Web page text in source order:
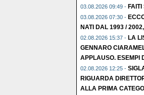
03.08.2026 09:49 - FAITI
03.08.2026 07:30 -
NATI DAL 1993 /
02.08.2026 15:37 - LA
GENNARO
APPLAUSO. ESEMPI
02.08.2026 12:25 -
RIGUARDA
ALLA PRIMA